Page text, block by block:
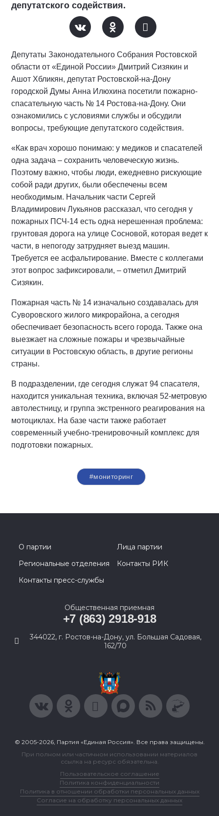
депутатского содействия.
Депутаты Законодательного Собрания Ростовской
области от «Единой России» Дмитрий Сизякин и
Ашот Хбликян, депутат Ростовской-на-Дону
городской Думы Анна Илюхина посетили пожарно-
спасательную часть № 14 Ростова-на-Дону. Они
ознакомились с условиями службы и обсудили
вопросы, требующие депутатского содействия.
«Как врач хорошо понимаю: у медиков и спасателей
одна задача – сохранить человеческую жизнь.
Поэтому важно, чтобы люди, ежедневно рискующие
собой ради других, были обеспечены всем
необходимым. Начальник части Сергей
Владимирович Лукьянов рассказал, что сегодня у
пожарных ПСЧ-14 есть одна нерешенная проблема:
грунтовая дорога на улице Сосновой, которая ведет к
части, в непогоду затрудняет выезд машин.
Требуется ее асфальтирование. Вместе с коллегами
этот вопрос зафиксировали, – отметил Дмитрий
Сизякин.
Пожарная часть № 14 изначально создавалась для
Суворовского жилого микрорайона, а сегодня
обеспечивает безопасность всего города. Также она
выезжает на сложные пожары и чрезвычайные
ситуации в Ростовскую область, в другие регионы
страны.
В подразделении, где сегодня служат 94 спасателя,
находится уникальная техника, включая 52-метровую
автолестницу, и группа экстренного реагирования на
мотоциклах. На базе части также работает
современный учебно-тренировочный комплекс для
подготовки пожарных.
#мониторинг
О партии
Лица партии
Региональные отделения
Контакты РИК
Контакты пресс-службы
Общественная приемная
+7 (863) 2918-918
344022, г. Ростов-на-Дону, ул. Большая Садовая,
162/70
© 2005-2026, Партия «Единая Россия». Все права защищены.
При полном или частичном использовании материалов
ссылка на ресурс обязательна.
Пользовательское соглашение
Политика конфиденциальности
Политика в отношении обработки персональных данных
Согласие на обработку персональных данных